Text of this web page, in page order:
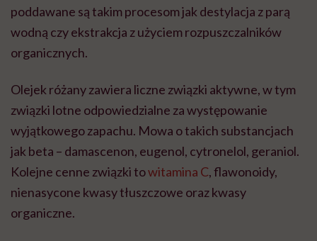
poddawane są takim procesom jak destylacja z parą
wodną czy ekstrakcja z użyciem rozpuszczalników
organicznych.
Olejek różany zawiera liczne związki aktywne, w tym
związki lotne odpowiedzialne za występowanie
wyjątkowego zapachu. Mowa o takich substancjach
jak beta – damascenon, eugenol, cytronelol, geraniol.
Kolejne cenne związki towitamina C, flawonoidy,
nienasycone kwasy tłuszczowe oraz kwasy
organiczne.